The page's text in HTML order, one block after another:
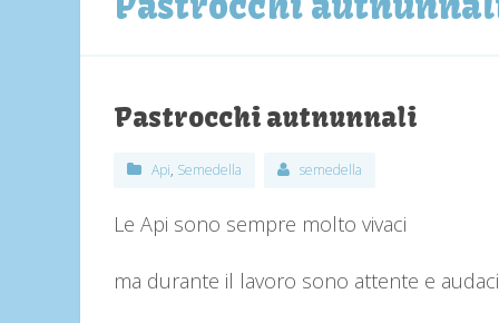
Pastrocchi autnunnali
Api, Semedella semedella
Le Api sono sempre molto vivaci
ma durante il lavoro sono attente e